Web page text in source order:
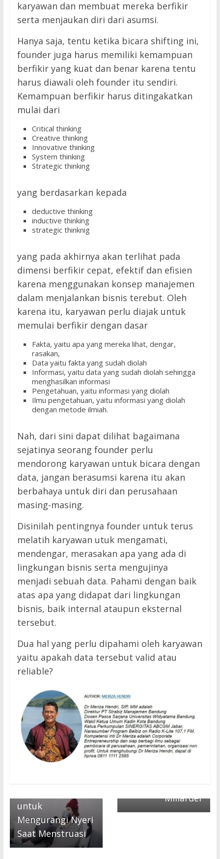
karyawan dan membuat mereka berfikir
serta menjaukan diri dari asumsi.
Hanya saja, tentu ketika bicara shifting ini,
founder juga harus memiliki kemampuan
berfikir yang kuat dan benar karena tentu
harus diawali oleh founder itu sendiri.
Kemampuan berfikir harus ditingakatkan
mulai dari
Critical thinking
Creative thinking
Innovative thinking
System thinking
Strategic thinking
yang berdasarkan kepada
deductive thinking
inductive thinking
strategic thinknig
yang pada akhirnya akan terlihat pada
dimensi berfikir cepat, efektif dan efisien
karena menggunakan konsep manajemen
dalam menjalankan bisnis terebut. Oleh
karena itu, karyawan perlu diajak untuk
memulai berfikir dengan dasar
Fakta, yaitu apa yang mereka lihat, dengar,
rasakan,
Data yaitu fakta yang sudah diolah
Informasi, yaitu data yang sudah diolah sehingga
menghasilkan informasi
Pengetahuan, yaitu informasi yang diolah
Ilmu pengetahuan, yaitu informasi yang diolah
dengan metode ilmiah.
Nah, dari sini dapat dilihat bagaimana
sejatinya seorang founder perlu
mendorong karyawan untuk bicara dengan
data, jangan berasumsi karena itu akan
berbahaya untuk diri dan perusahaan
masing-masing.
Disinilah pentingnya founder untuk terus
melatih karyawan utuk mengamati,
mendengar, merasakan apa yang ada di
lingkungan bisnis serta mengujinya
menjadi sebuah data. Pahami dengan baik
atas apa yang didapat dari lingkungan
bisnis, baik internal ataupun eksternal
tersebut.
Dua hal yang perlu dipahami oleh karyawan
yaitu apakah data tersebut valid atau
reliable?
← Previous
Kompres Air
untuk
Mengurangi Nyeri
Saat Menstruasi
Next →
Anak Jutawan
Miliarder